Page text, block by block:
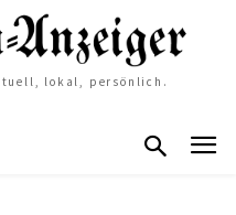
lokal, persönlich.